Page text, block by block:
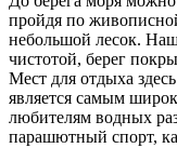
пройдя по
небольшой лесок.
чистотой, берег
Мест для отдыха
является самым
любителям водных
парашютный спорт,